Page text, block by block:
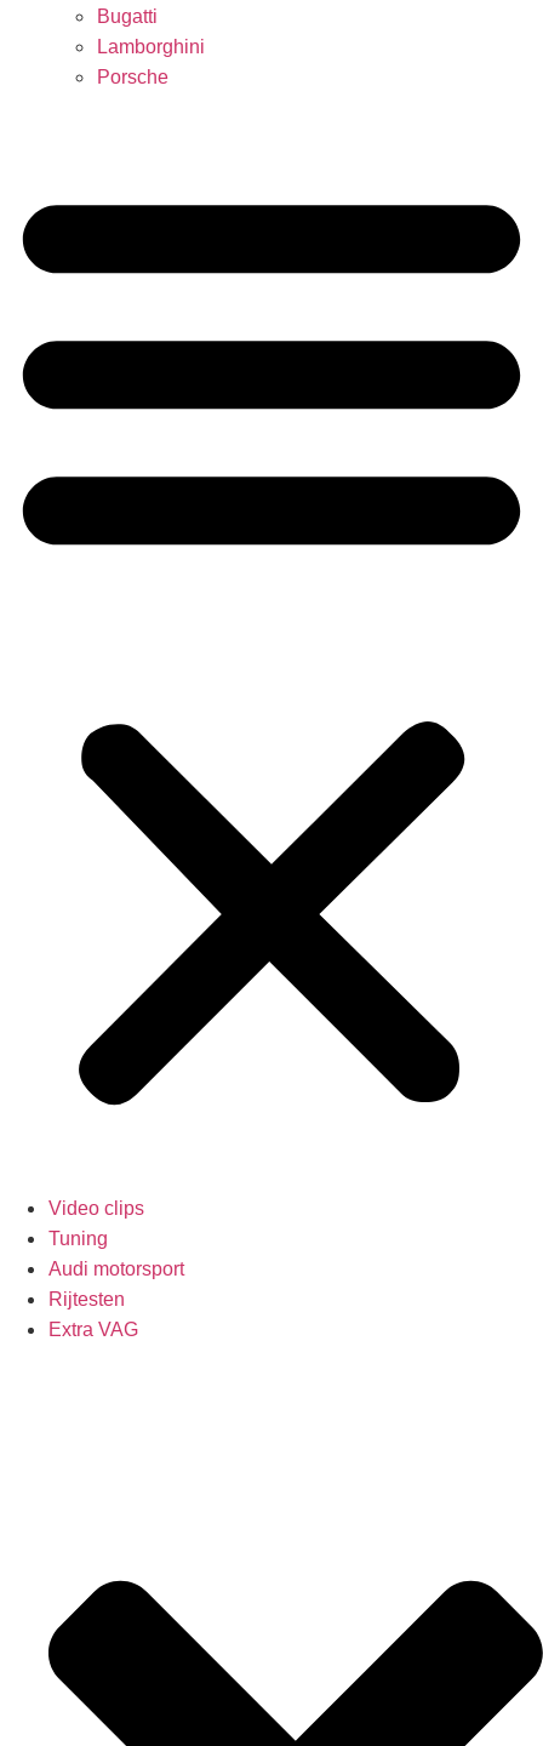
Bugatti
Lamborghini
Porsche
Video clips
Tuning
Audi motorsport
Rijtesten
Extra VAG